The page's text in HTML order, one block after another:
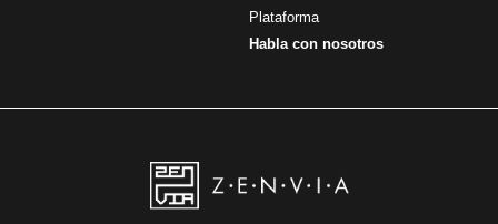
Plataforma
Habla con nosotros